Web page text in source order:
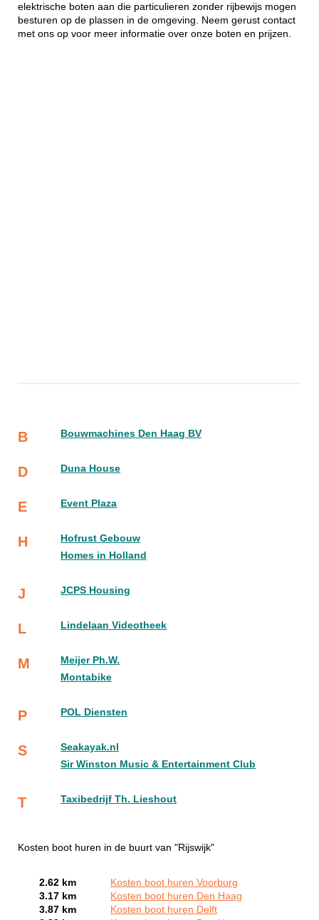
elektrische boten aan die particulieren zonder rijbewijs mogen
besturen op de plassen in de omgeving. Neem gerust contact
met ons op voor meer informatie over onze boten en prijzen.
B Bouwmachines Den Haag BV
D Duna House
E Event Plaza
H
Hofrust Gebouw
Homes in Holland
J JCPS Housing
L Lindelaan Videotheek
M
Meijer Ph.W.
Montabike
P POL Diensten
S
Seakayak.nl
Sir Winston Music & Entertainment Club
T Taxibedrijf Th. Lieshout
Kosten boot huren in de buurt van "Rijswijk"
2.62 km
Kosten boot huren Voorburg
3.17 km
Kosten boot huren Den Haag
3.87 km
Kosten boot huren Delft